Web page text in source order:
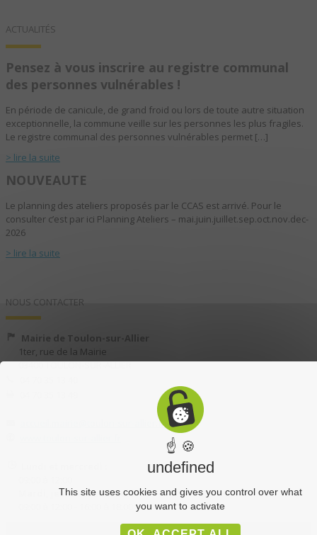
ACTUALITÉS
Pensez à vous inscrire au registre communal
des personnes vulnérables !
En période de canicule, de grand froid ou lors de toute autre situation
exceptionnelle, la commune veille sur les personnes les plus fragiles.
Le registre communal des personnes vulnérables permet […]
> lire la suite
NOUVEAUTE
Le planning des ateliers proposés par le CCAS est arrivé. Pour le
consulter c’est par ici Planning Ateliers – mai.juin.juillet.sep.oct.nov.dec-
2026
> lire la suite
NOUS CONTACTER
Mairie de Toulon-sur-Allier
1ter, rue de la Mairie
03400 TOULON-SUR-ALLIER
accueil.mairie@toulon-sur-allier.fr
Mardi, jeudi et vendredi :
☝ 🍪
undefined
This site uses cookies and gives you control over what
you want to activate